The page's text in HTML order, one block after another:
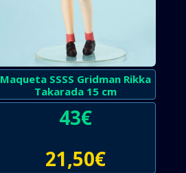
Maqueta SSSS Gridman Rikka
Takarada 15 cm
43€
21,50€